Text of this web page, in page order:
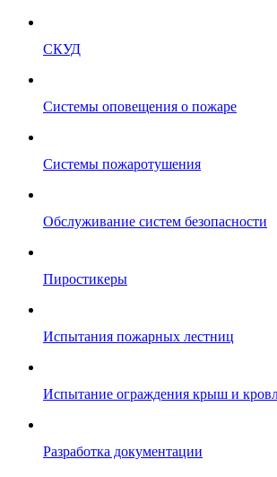
СКУД
Системы оповещения о пожаре
Системы пожаротушения
Обслуживание систем безопасности
Пиростикеры
Испытания пожарных лестниц
Испытание ограждения крыш и
Разработка документации